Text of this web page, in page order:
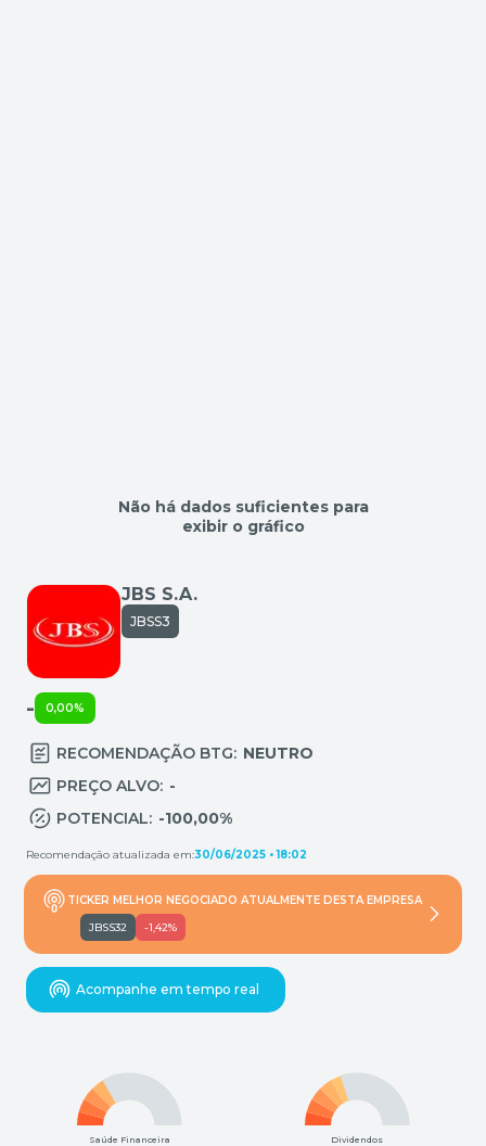
Não há dados suficientes para
exibir o gráfico
JBS S.A.
JBSS3
TICKER MELHOR NEGOCIADO ATUALMENTE DESTA EMPRESA
JBSS32
-1,42%
Acompanhe em tempo real
- 0,00%
RECOMENDAÇÃO BTG: NEUTRO
PREÇO ALVO: -
POTENCIAL: -100,00%
Recomendação atualizada em:30/06/2025 • 18:02
Saúde Financeira Dividendos